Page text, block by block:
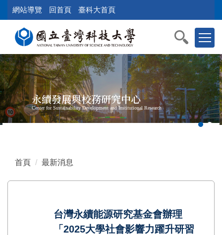
到
內
容
區
塊
網站導覽 回首頁 臺科大首頁
永續發展與校務研究中心
Center for Sustainability Development and Institutional Research
首頁 最新消息
台灣永續能源研究基金會辦理
「2025大學社會影響力躍升研習